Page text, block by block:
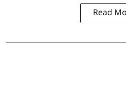
Read